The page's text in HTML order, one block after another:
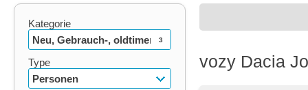
Kategorie
Neu, Gebrauch-, oldtimer
3
Type
Personen
vozy Dacia